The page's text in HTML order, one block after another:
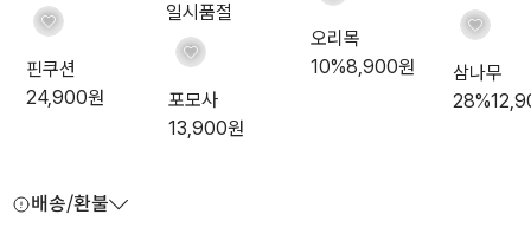
핀쿠션
24,900원
일시품절
포모사
13,900원
오리목
10%8,900원
삼나무
28%
배송/환불